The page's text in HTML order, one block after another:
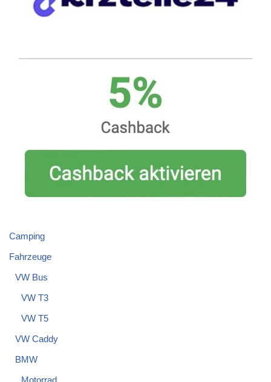
Camping
Fahrzeuge
VW Bus
VW T3
VW T5
VW Caddy
BMW